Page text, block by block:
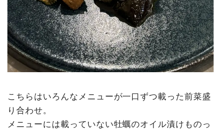
こちらはいろんなメニューが一口ずつ載った前菜盛
り合わせ。
メニューには載っていない牡蠣のオイル漬けものっ